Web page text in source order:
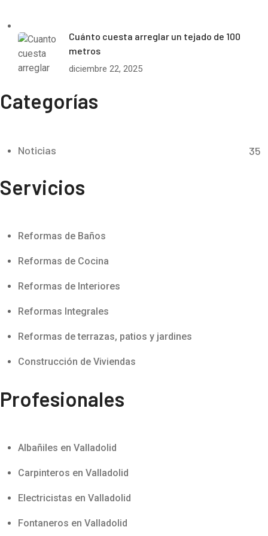
Cuánto cuesta arreglar un tejado de 100
metros
diciembre 22, 2025
Categorías
Noticias 35
Servicios
Reformas de Baños
Reformas de Cocina
Reformas de Interiores
Reformas Integrales
Reformas de terrazas, patios y jardines
Construcción de Viviendas
Profesionales
Albañiles en Valladolid
Carpinteros en Valladolid
Electricistas en Valladolid
Fontaneros en Valladolid